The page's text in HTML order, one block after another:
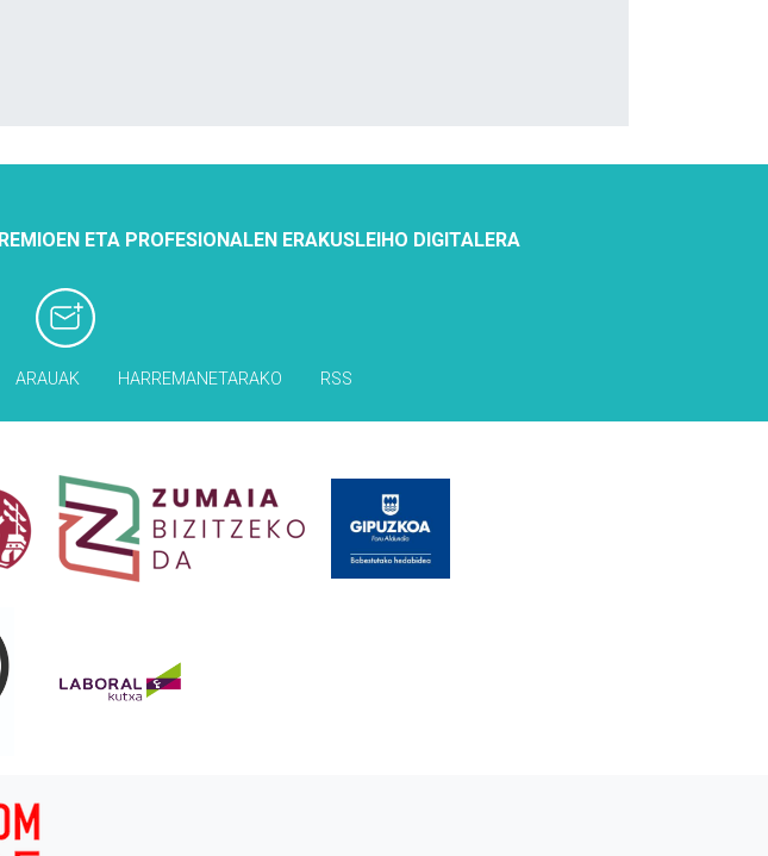
ETA PROFESIONALEN ERAKUSLEIHO DIGITALERA
ARAUAK HARREMANETARAKO RSS